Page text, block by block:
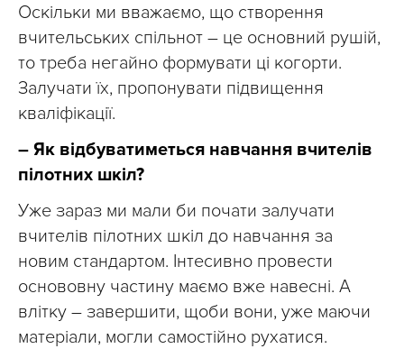
Оскільки ми вважаємо, що створення
вчительських спільнот – це основний рушій,
то треба негайно формувати ці когорти.
Залучати їх, пропонувати підвищення
кваліфікації.
– Як відбуватиметься навчання вчителів
пілотних шкіл?
Уже зараз ми мали би почати залучати
вчителів пілотних шкіл до навчання за
новим стандартом. Інтесивно провести
основовну частину маємо вже навесні. А
влітку – завершити, щоби вони, уже маючи
матеріали, могли самостійно рухатися.